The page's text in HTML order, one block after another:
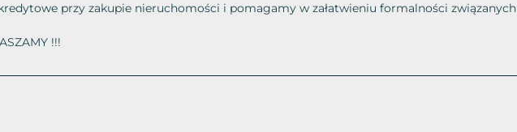
przy zakupie nieruchomości i pomagamy w załatwieniu formalności
!!!